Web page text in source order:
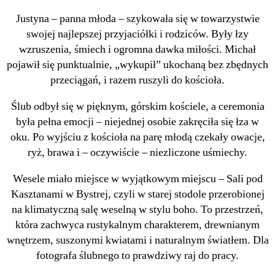
Justyna – panna młoda – szykowała się w towarzystwie
swojej najlepszej przyjaciółki i rodziców. Były łzy
wzruszenia, śmiech i ogromna dawka miłości. Michał
pojawił się punktualnie, „wykupił” ukochaną bez zbędnych
przeciągań, i razem ruszyli do kościoła.
Ślub odbył się w pięknym, górskim kościele, a ceremonia
była pełna emocji – niejednej osobie zakręciła się łza w
oku. Po wyjściu z kościoła na parę młodą czekały owacje,
ryż, brawa i – oczywiście – niezliczone uśmiechy.
Wesele miało miejsce w wyjątkowym miejscu – Sali pod
Kasztanami w Bystrej, czyli w starej stodole przerobionej
na klimatyczną salę weselną w stylu boho. To przestrzeń,
która zachwyca rustykalnym charakterem, drewnianym
wnętrzem, suszonymi kwiatami i naturalnym światłem. Dla
fotografa ślubnego to prawdziwy raj do pracy.